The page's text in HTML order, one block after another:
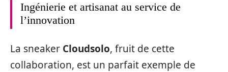
Ingénierie et artisanat au service de
l’innovation
La sneaker Cloudsolo, fruit de cette
collaboration, est un parfait exemple de